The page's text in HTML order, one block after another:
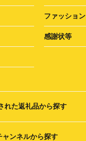
ファッション
感謝状等
れた返礼品から探す
ャンネルから探す